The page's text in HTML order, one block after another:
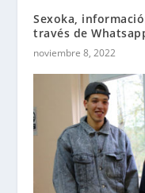
Sexoka,
través de
noviembre 8, 2022